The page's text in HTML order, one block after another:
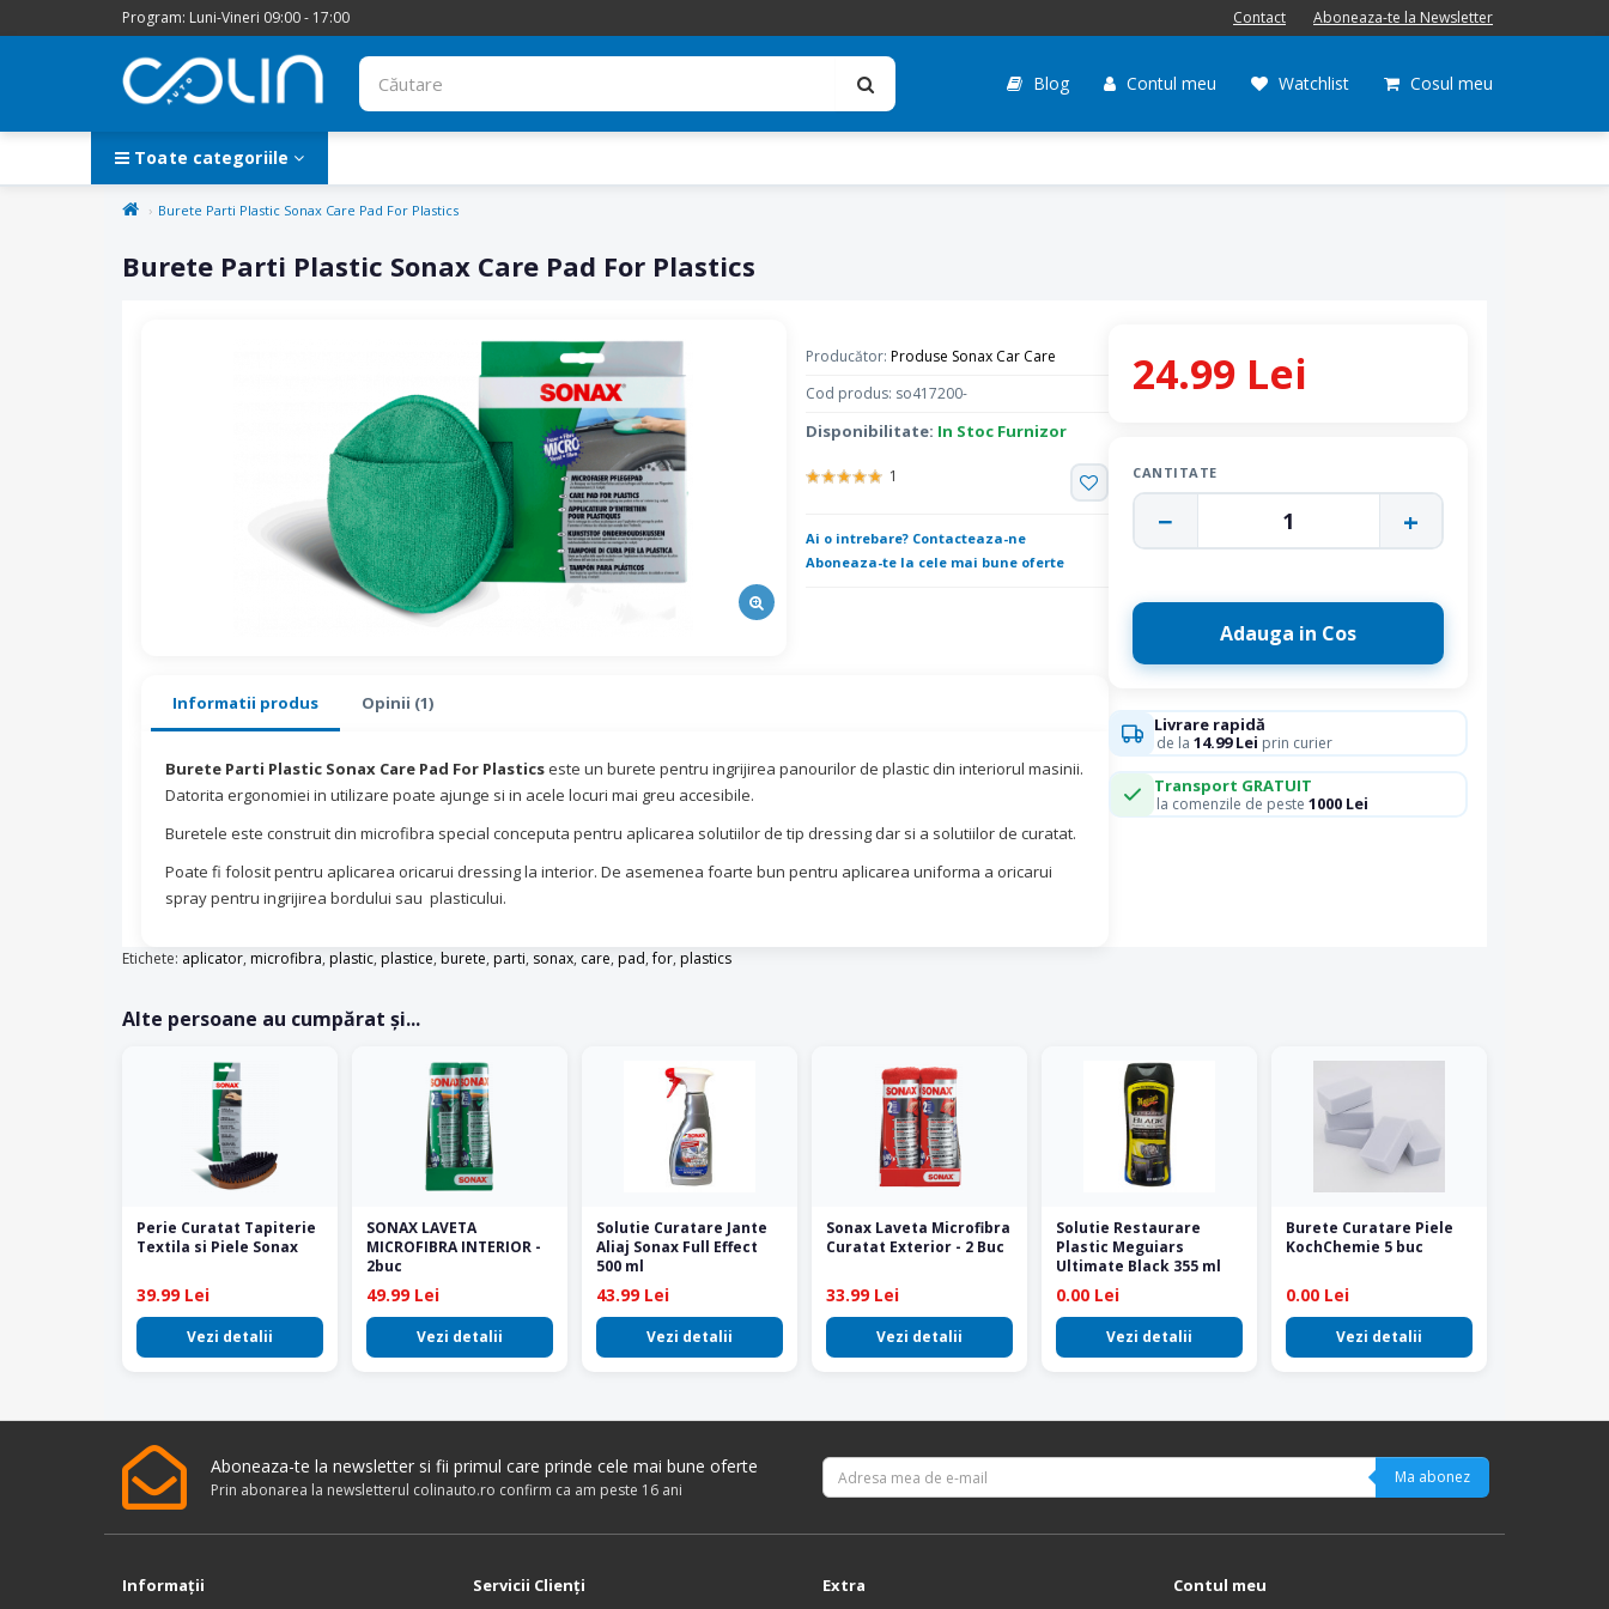
Program: Luni-Vineri 09:00 - 17:00 Contact Aboneaza-te la Newsletter
Blog Contul meu Watchlist Cosul meu
Toate categoriile
Burete Parti Plastic Sonax Care Pad For Plastics
Burete Parti Plastic Sonax Care Pad For Plastics
Producător: Produse Sonax Car Care
Cod produs: so417200-
Disponibilitate: In Stoc Furnizor
1
Ai o intrebare? Contacteaza-ne
Aboneaza-te la cele mai bune oferte
Informatii produs Opinii (1)
Burete Parti Plastic Sonax Care Pad For Plastics este un burete pentru ingrijirea panourilor de plastic din interiorul masinii.
Datorita ergonomiei in utilizare poate ajunge si in acele locuri mai greu accesibile.
Buretele este construit din microfibra special conceputa pentru aplicarea solutiilor de tip dressing dar si a solutiilor de curatat.
Poate fi folosit pentru aplicarea oricarui dressing la interior. De asemenea foarte bun pentru aplicarea uniforma a oricarui
spray pentru ingrijirea bordului sau plasticului.
24.99 Lei
CANTITATE
− 1 +
Adauga in Cos
Livrare rapidă
de la 14.99 Lei prin curier
Transport GRATUIT
la comenzile de peste 1000 Lei
Etichete: aplicator, microfibra, plastic, plastice, burete, parti, sonax, care, pad,for, plastics
Alte persoane au cumpărat și...
Perie Curatat Tapiterie
Textila si Piele Sonax
39.99 Lei
Vezi detalii
SONAX LAVETA
MICROFIBRA INTERIOR -
2buc
49.99 Lei
Vezi detalii
Solutie Curatare Jante
Aliaj Sonax Full Effect
500 ml
43.99 Lei
Vezi detalii
Sonax Laveta Microfibra
Curatat Exterior - 2 Buc
33.99 Lei
Vezi detalii
Solutie Restaurare
Plastic Meguiars
Ultimate Black 355 ml
0.00 Lei
Vezi detalii
Burete Curatare Piele
KochChemie 5 buc
0.00 Lei
Vezi detalii
Aboneaza-te la newsletter si fii primul care prinde cele mai bune oferte
Prin abonarea la newsletterul colinauto.ro confirm ca am peste 16 ani
Ma abonez
Informaţii Servicii Clienţi Extra Contul meu